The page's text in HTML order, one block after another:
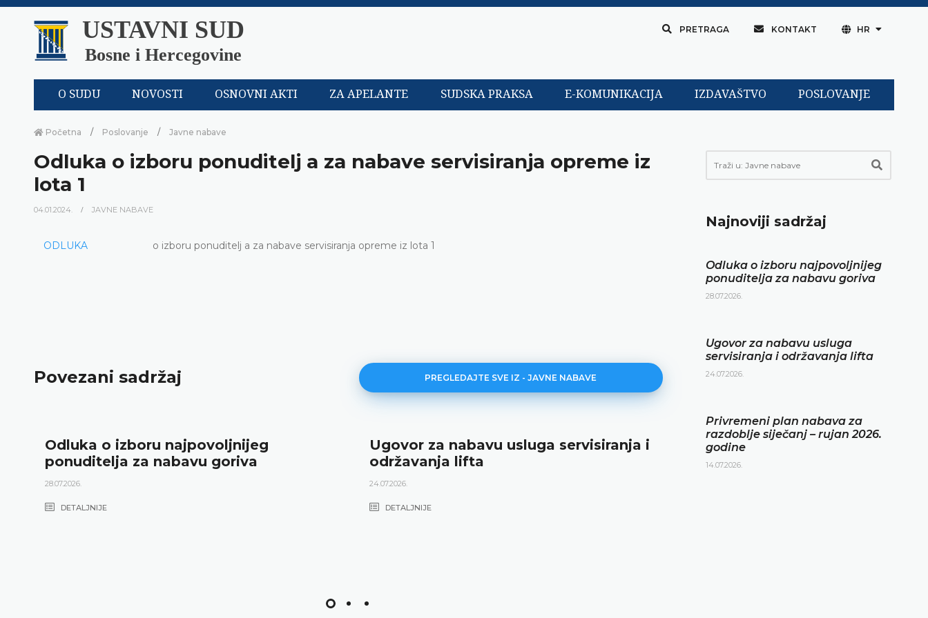
USTAVNI SUD
Bosne i Hercegovine
PRETRAGA KONTAKT HR
O SUDU NOVOSTI OSNOVNI AKTI ZA APELANTE SUDSKA PRAKSA E-KOMUNIKACIJA IZDAVAŠTVO POSLOVANJE
Početna Poslovanje Javne nabave
Odluka o izboru ponuditelj a za nabave servisiranja opreme iz
lota 1
04.01.2024. JAVNE NABAVE
ODLUKA o izboru ponuditelj a za nabave servisiranja opreme iz lota 1
Povezani sadržaj PREGLEDAJTE SVE IZ - JAVNE NABAVE
Odluka o izboru najpovoljnijeg
ponuditelja za nabavu goriva
28.07.2026.
DETALJNIJE
Ugovor za nabavu usluga servisiranja i
održavanja lifta
24.07.2026.
DETALJNIJE
Privremeni plan nabava za
siječanj – rujan 2026. godine
Najnoviji sadržaj
Odluka o izboru najpovoljnijeg
ponuditelja za nabavu goriva
28.07.2026.
Ugovor za nabavu usluga
servisiranja i održavanja lifta
24.07.2026.
Privremeni plan nabava za
razdoblje siječanj – rujan 2026.
godine
14.07.2026.